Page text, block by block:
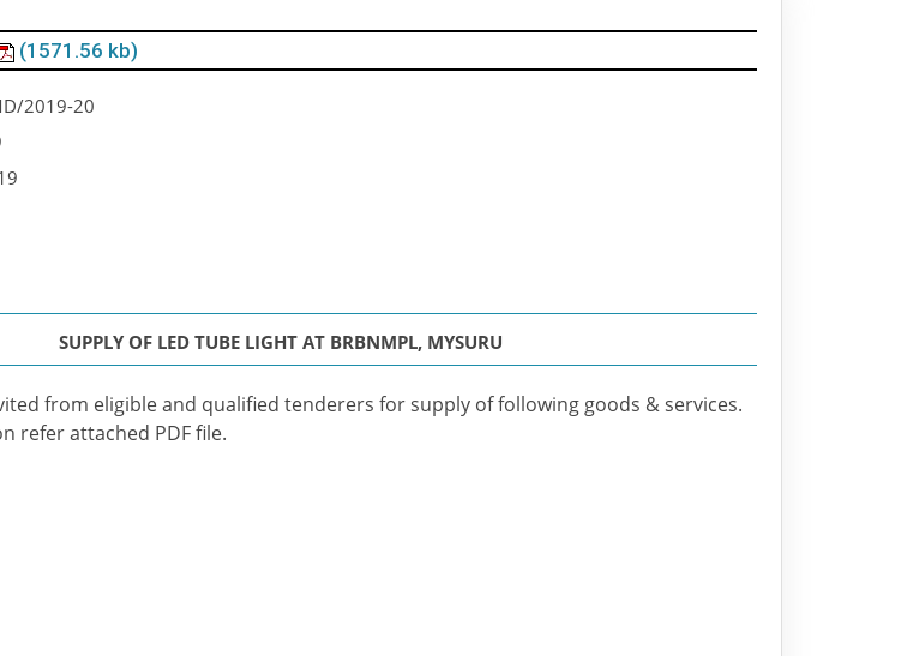
(1571.56 kb)
2019-20
SUPPLY OF LED TUBE LIGHT AT BRBNMPL, MYSURU
from eligible and qualified tenderers for supply of following goods & services.
refer attached PDF file.